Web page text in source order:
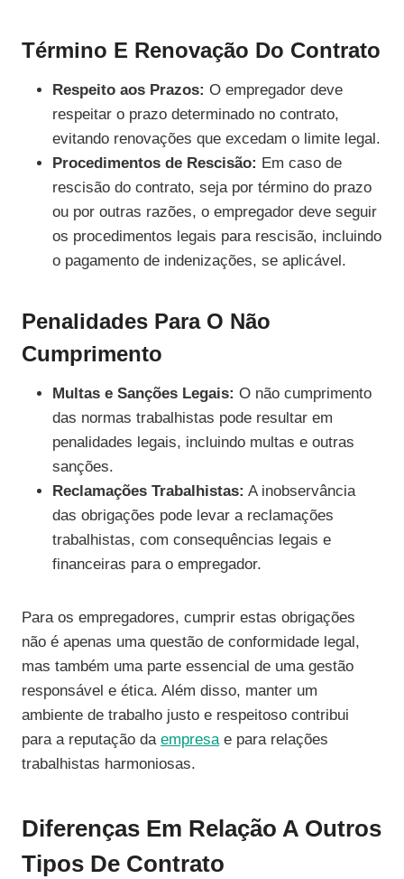
Término E Renovação Do Contrato
Respeito aos Prazos: O empregador deve
respeitar o prazo determinado no contrato,
evitando renovações que excedam o limite legal.
Procedimentos de Rescisão: Em caso de
rescisão do contrato, seja por término do prazo
ou por outras razões, o empregador deve seguir
os procedimentos legais para rescisão, incluindo
o pagamento de indenizações, se aplicável.
Penalidades Para O Não
Cumprimento
Multas e Sanções Legais: O não cumprimento
das normas trabalhistas pode resultar em
penalidades legais, incluindo multas e outras
sanções.
Reclamações Trabalhistas: A inobservância
das obrigações pode levar a reclamações
trabalhistas, com consequências legais e
financeiras para o empregador.
Para os empregadores, cumprir estas obrigações
não é apenas uma questão de conformidade legal,
mas também uma parte essencial de uma gestão
responsável e ética. Além disso, manter um
ambiente de trabalho justo e respeitoso contribui
para a reputação da empresae para relações
trabalhistas harmoniosas.
Diferenças Em Relação A Outros
Tipos De Contrato